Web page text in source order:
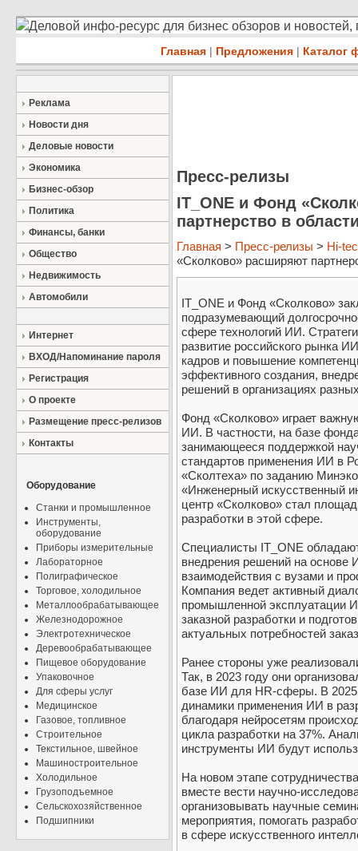
Деловой инфо-ресурс для бизнес обзоров и
Главная | Предложения | Каталог
Реклама
Новости дня
Деловые новости
Экономика
Бизнес-обзор
Политика
Финансы, банки
Общество
Недвижимость
Автомобили
Интернет
ВХОД/Напоминание пароля
Регистрация
О проекте
Размещение пресс-релизов
Контакты
Оборудование
Станки и промышленное
Инструменты,
оборудование
Приборы измерительные
Лабораторное
Полиграфическое
Торговое, холодильное
Металлообрабатывающее
Железнодорожное
Электротехническое
Деревообрабатывающее
Пищевое оборудование
Упаковочное
Для сферы услуг
Медицинское
Газовое, топливное
Строительное
Текстильное, швейное
Машиностроительное
Холодильное
Грузоподъемное
Сельскохозяйственное
Подшипники
Пресс-релизы
IT_ONE и Фонд
партнерство в
Главная > Пресс-релизы > Hi-
«Сколково» расширяют
IT_ONE и Фонд «Сколково»
подразумевающий
сфере технологий ИИ.
развитие российского рынка
кадров и повышение
эффективного создания,
решений в организациях
Фонд «Сколково» играет
ИИ. В частности, на базе
занимающееся поддержкой
стандартов применения ИИ в
«Сколтеха» по заданию
«Инженерный искусственный
центр «Сколково» стал
разработки в этой сфере.
Специалисты IT_ONE
внедрения решений на основе
взаимодействия с вузами и
Компания ведет активный
промышленной эксплуатации
заказной разработки и
актуальных потребностей
Ранее стороны уже
Так, в 2023 году они
базе ИИ для HR-сферы. В 2025
динамики применения ИИ в
благодаря нейросетям
цикла разработки на 37%.
инструменты ИИ будут
На новом этапе
вместе вести научно-
организовывать научные
мероприятия, помогать
в сфере искусственного